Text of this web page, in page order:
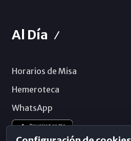
Al Día
Horarios de Misa
Hemeroteca
WhatsApp